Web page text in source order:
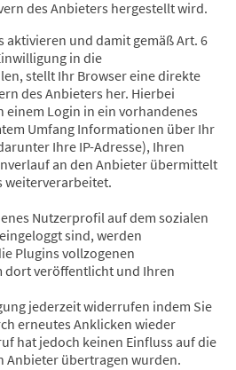
des Anbieters hergestellt wird.
aktivieren und damit gemäß Art. 6
in die
stellt Ihr Browser eine direkte
des Anbieters her. Hierbei
einem Login in ein vorhandenes
Umfang Informationen über Ihr
Ihre IP-Adresse), Ihren
an den Anbieter übermittelt
weiterverarbeitet.
Nutzerprofil auf dem sozialen
sind, werden
Plugins vollzogenen
veröffentlicht und Ihren
jederzeit widerrufen indem Sie
erneutes Anklicken wieder
hat jedoch keinen Einfluss auf die
Anbieter übertragen wurden.